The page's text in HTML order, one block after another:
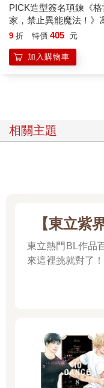
PICK造型簽名項鍊《格
家，禁止異能魔法！》
9 折 特價 405 元
加入購物車
相關主題
【東立紫
東立熱門BL作品
來這裡挑就對了！